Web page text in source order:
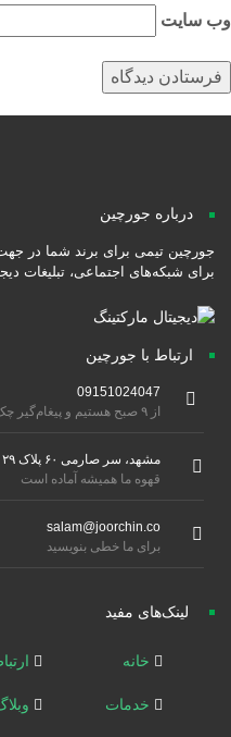
سایت
درباره جورچین
جورچین تیمی برای برند شما در جهت
برای شبکه‌های اجتماعی، تبلیغات
ارتباط با جورچین
09151024047
مشهد، سر صارمی ۶۰ پلاک ۲۹
قهوه ما همیشه آماده است
salam@joorchin.co
برای ما خطی بنویسید
لینک‌های مفید
خانه
خدمات
ارتباط
وبلاگ